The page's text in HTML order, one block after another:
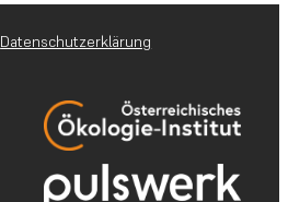
Datenschutzerklärung